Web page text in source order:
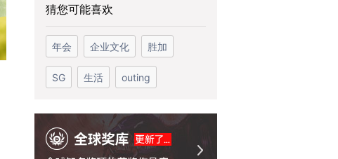
猜您可能喜欢
年会 企业文化 胜加
SG 生活 outing